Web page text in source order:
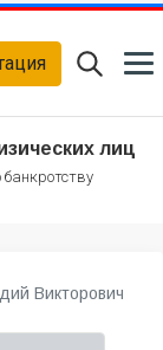
лиц
Викторович